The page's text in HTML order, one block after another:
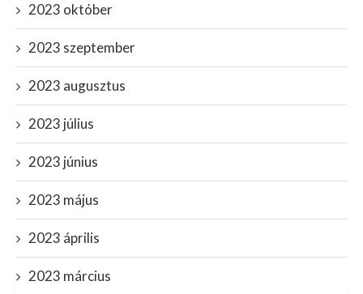
2023 október
2023 szeptember
2023 augusztus
2023 július
2023 június
2023 május
2023 április
2023 március